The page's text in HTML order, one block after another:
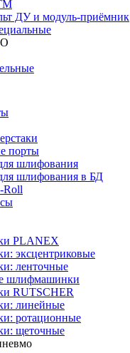
ДУ и модуль-приёмник
порты
шлифования
шлифования в БД
Roll
PLANEX
эксцентриковые
ленточные
шлифмашинки
RUTSCHER
линейные
ротационные
щеточные